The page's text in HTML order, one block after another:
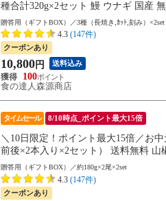
種合計320g×2セット 鰻 ウナギ 国産
贈答用（ギフトBOX）／3種（長焼き,ｶｯﾄ,刻み）×2set
4.3 (147件)
クーポンあり
10,800 円 送料込み
100
食の達人森源商店
タイムセール 8/10時点_ポイント最大15倍
＼10日限定！ポイント最大15倍／お
前後×2本入り×2セット） 送料無料
用丑
贈答用（ギフトBOX）／約180g×2尾×2set
4.3 (147件)
クーポンあり